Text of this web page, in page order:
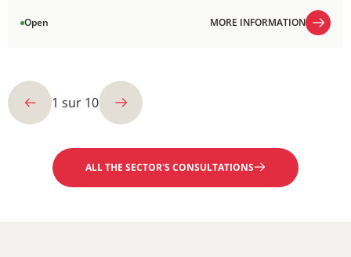
Open
MORE INFORMATION
1 sur 10
ALL THE SECTOR'S CONSULTATIONS